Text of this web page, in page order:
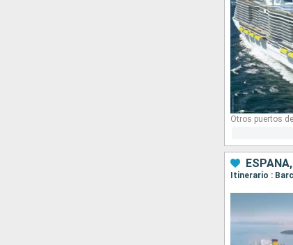
Otros puertos
Itinerario :